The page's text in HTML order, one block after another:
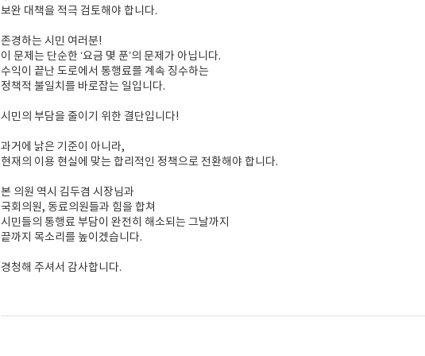
보완 대책을 적극 검토해야 합니다.
존경하는 시민 여러분!
이 문제는 단순한 ‘요금 몇 푼’의 문제가 아닙니다.
수익이 끝난 도로에서 통행료를 계속 징수하는
정책적 불일치를 바로잡는 일입니다.
시민의 부담을 줄이기 위한 결단입니다!
과거에 낡은 기준이 아니라,
현재의 이용 현실에 맞는 합리적인 정책으로 전환해야 합니다.
본 의원 역시 김두겸 시장님과
국회의원, 동료의원들과 힘을 합쳐
시민들의 통행료 부담이 완전히 해소되는 그날까지
끝까지 목소리를 높이겠습니다.
경청해 주셔서 감사합니다.